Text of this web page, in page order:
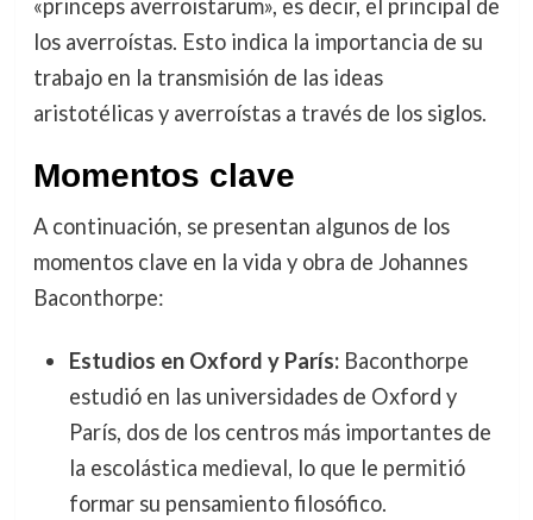
«princeps averroistarum», es decir, el principal de
los averroístas. Esto indica la importancia de su
trabajo en la transmisión de las ideas
aristotélicas y averroístas a través de los siglos.
Momentos clave
A continuación, se presentan algunos de los
momentos clave en la vida y obra de Johannes
Baconthorpe:
Estudios en Oxford y París:Baconthorpe
estudió en las universidades de Oxford y
París, dos de los centros más importantes de
la escolástica medieval, lo que le permitió
formar su pensamiento filosófico.